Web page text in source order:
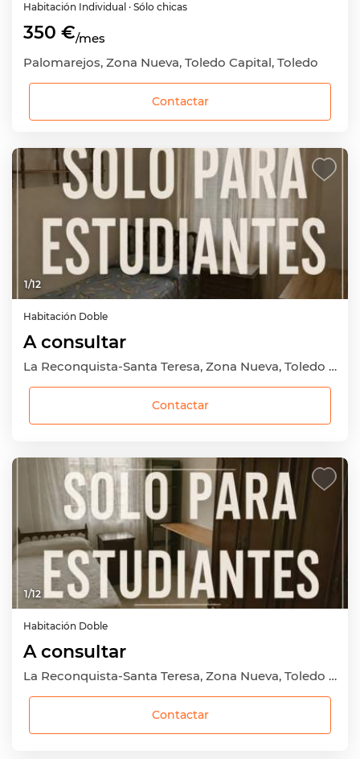
Habitación Individual · Sólo chicas
350 €/mes
Palomarejos, Zona Nueva, Toledo Capital, Toledo
Contactar
1/12
Habitación Doble
A consultar
La Reconquista-Santa Teresa, Zona Nueva, Toledo Capital, Toledo
Contactar
1/12
Habitación Doble
A consultar
La Reconquista-Santa Teresa, Zona Nueva, Toledo Capital, Toledo
Contactar